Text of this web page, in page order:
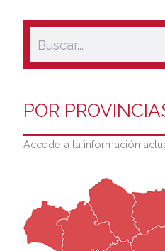
POR
Accede a la información